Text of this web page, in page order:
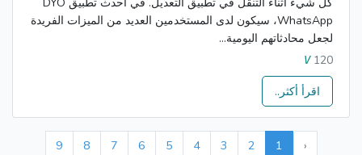
كل شيء أثناء التنقل في تطبيق التعديل. في أحدث تطبيق DYO
WhatsApp، سيكون لدى المستخدمين العديد من الميزات الفريدة
لجعل محادثاتهم اليومية...
V120
اقرأ أكثر..
‹
1
2
3
4
5
6
7
8
9